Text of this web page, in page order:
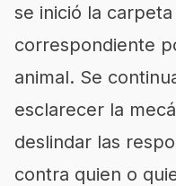
se inició la
correspondiente
animal. Se
esclarecer la
deslindar las
contra quien o